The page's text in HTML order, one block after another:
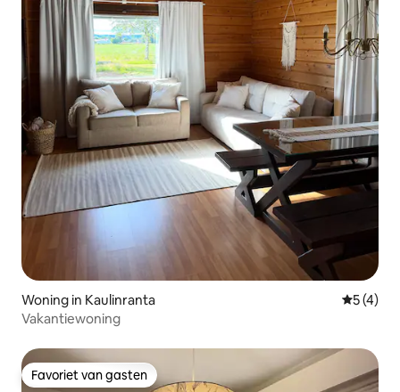
Woning in Kaulinranta
5 (4)
Vakantiewoning
Favoriet van gasten
Favoriet van gasten